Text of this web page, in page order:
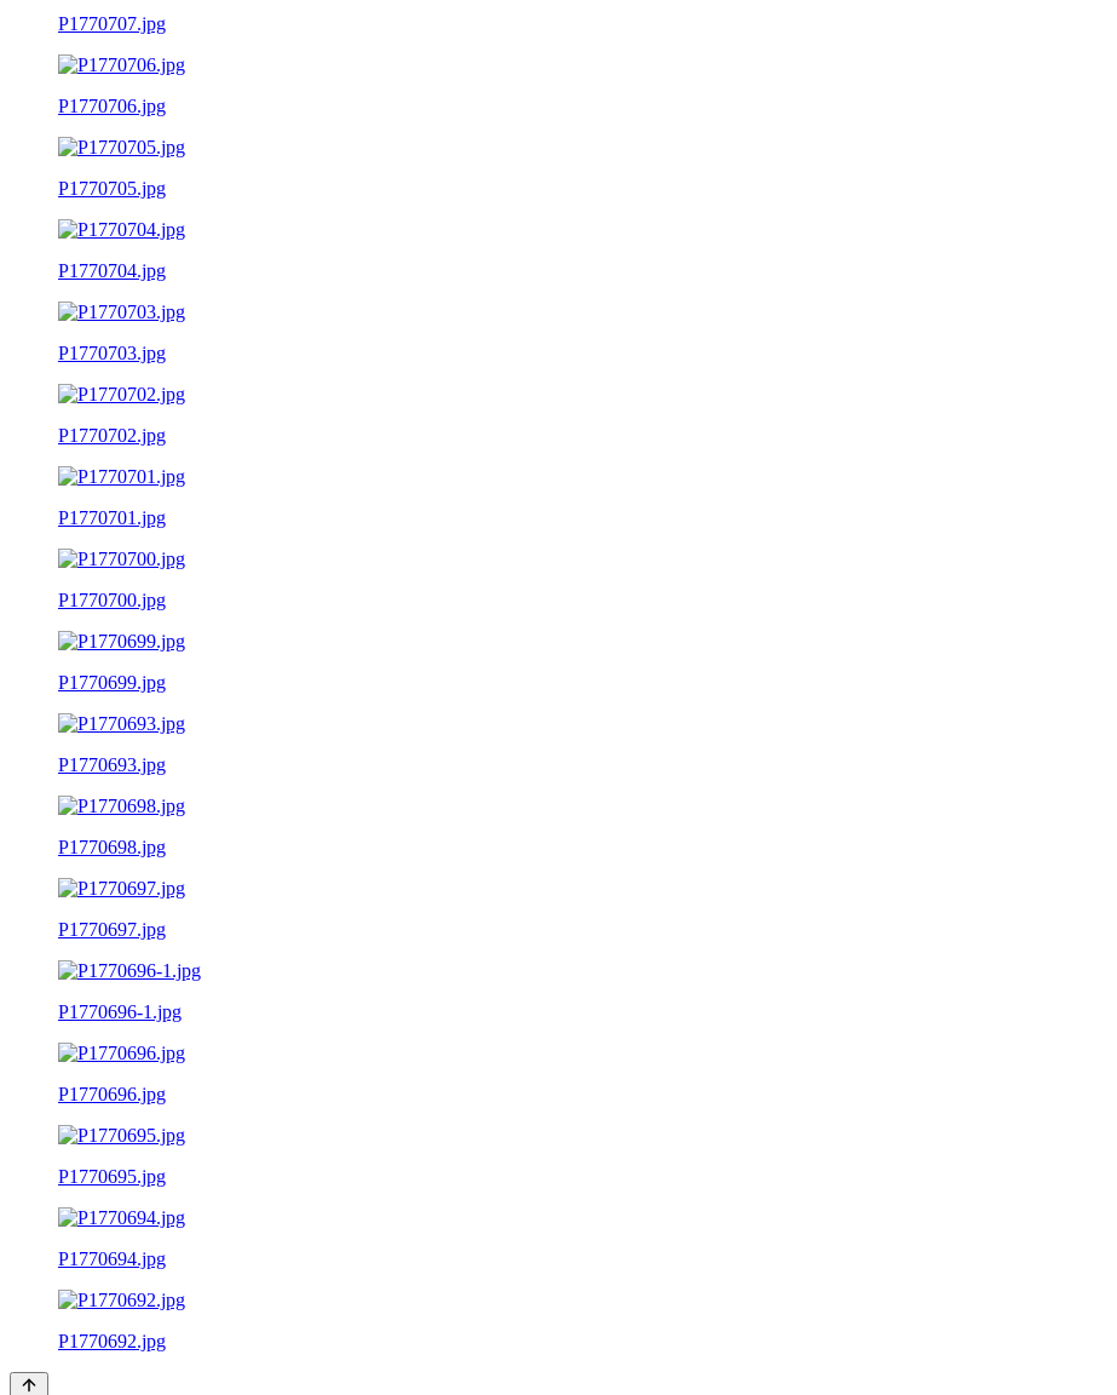
P1770707.jpg
P1770706.jpg
P1770705.jpg
P1770704.jpg
P1770703.jpg
P1770702.jpg
P1770701.jpg
P1770700.jpg
P1770699.jpg
P1770693.jpg
P1770698.jpg
P1770697.jpg
P1770696-1.jpg
P1770696.jpg
P1770695.jpg
P1770694.jpg
P1770692.jpg